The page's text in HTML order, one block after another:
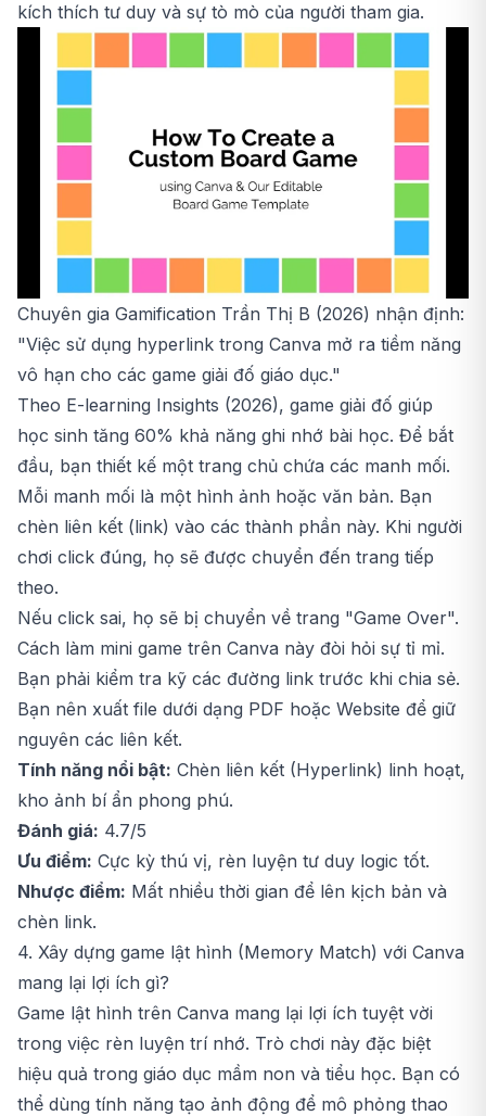
kích thích tư duy và sự tò mò của người tham gia.
Chuyên gia Gamification Trần Thị B (2026) nhận định:
"Việc sử dụng hyperlink trong Canva mở ra tiềm năng
vô hạn cho các game giải đố giáo dục."
Theo E-learning Insights (2026), game giải đố giúp
học sinh tăng 60% khả năng ghi nhớ bài học. Để bắt
đầu, bạn thiết kế một trang chủ chứa các manh mối.
Mỗi manh mối là một hình ảnh hoặc văn bản. Bạn
chèn liên kết (link) vào các thành phần này. Khi người
chơi click đúng, họ sẽ được chuyển đến trang tiếp
theo.
Nếu click sai, họ sẽ bị chuyển về trang "Game Over".
Cách làm mini game trên Canva này đòi hỏi sự tỉ mỉ.
Bạn phải kiểm tra kỹ các đường link trước khi chia sẻ.
Bạn nên xuất file dưới dạng PDF hoặc Website để giữ
nguyên các liên kết.
Tính năng nổi bật: Chèn liên kết (Hyperlink) linh hoạt,
kho ảnh bí ẩn phong phú.
Đánh giá: 4.7/5
Ưu điểm: Cực kỳ thú vị, rèn luyện tư duy logic tốt.
Nhược điểm: Mất nhiều thời gian để lên kịch bản và
chèn link.
4. Xây dựng game lật hình (Memory Match) với Canva
mang lại lợi ích gì?
Game lật hình trên Canva mang lại lợi ích tuyệt vời
trong việc rèn luyện trí nhớ. Trò chơi này đặc biệt
hiệu quả trong giáo dục mầm non và tiểu học. Bạn có
thể dùng tính năng tạo ảnh động để mô phỏng thao